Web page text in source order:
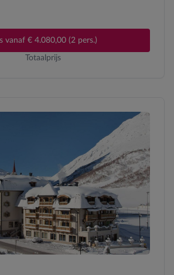
vanaf € 4.080,00 (2 pers.)
Totaalprijs